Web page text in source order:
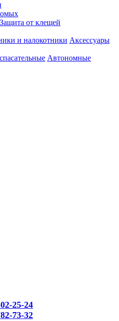
Защита от клещей
и налокотники Аксессуары
Автономные
25-24
73-32